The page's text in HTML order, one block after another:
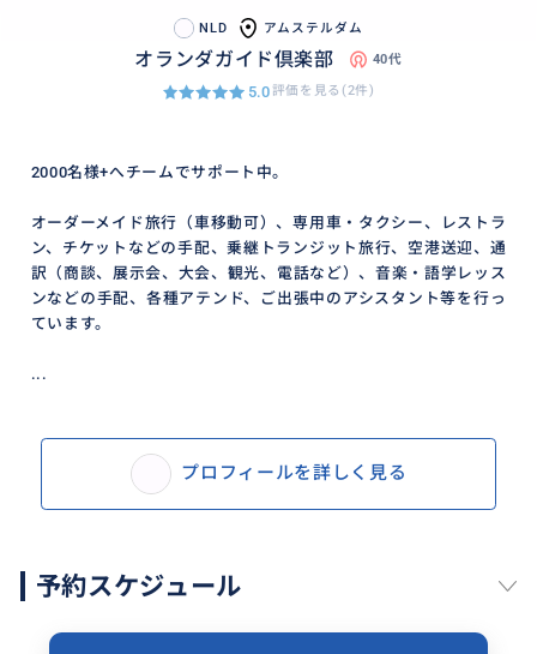
NLD アムステルダム
オランダガイド倶楽部 40代
5.0評価を見る(2件)
2000名様+へチームでサポート中。
オーダーメイド旅行（車移動可）、専用車・タクシー、レストラ
ン、チケットなどの手配、乗継トランジット旅行、空港送迎、通
訳（商談、展示会、大会、観光、電話など）、音楽・語学レッス
ンなどの手配、各種アテンド、ご出張中のアシスタント等を行っ
ています。
...
プロフィールを詳しく見る
予約スケジュール